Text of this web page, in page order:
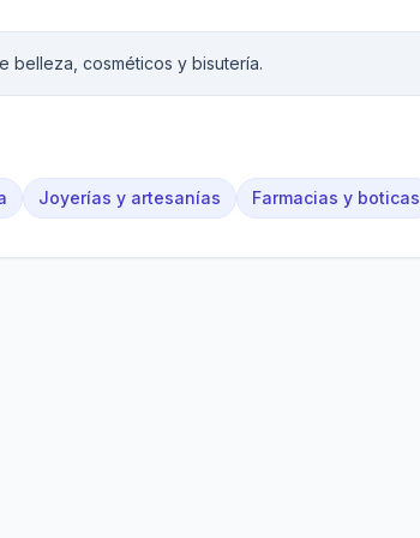
belleza, cosméticos y bisutería.
Joyerías y artesanías Farmacias y boticas